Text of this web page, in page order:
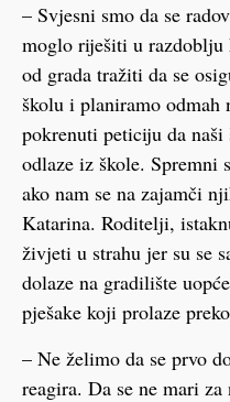
– Svjesni smo da se
moglo riješiti u razdoblju
od grada tražiti da se
školu i planiramo odmah
pokrenuti peticiju da
odlaze iz škole. Spremni
ako nam se na zajamči
Katarina. Roditelji,
živjeti u strahu jer su se
dolaze na gradilište
pješake koji prolaze
– Ne želimo da se prvo
reagira. Da se ne mari